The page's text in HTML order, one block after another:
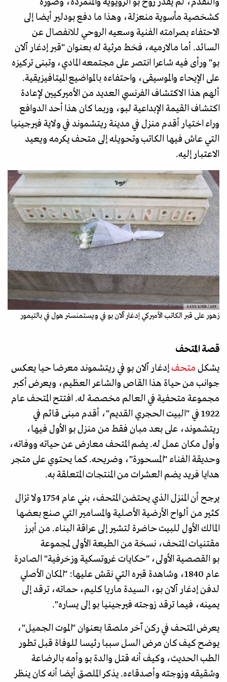
كشخصية مأسوية منعزلة، وهذا ما دفع بودلير أيضا إلى
الاحتفاء بصرامته الفنية وسعيه الروحي للانفصال عن
السائد. أما مالارميه، فخط مرثية له بعنوان "قبر إدغار آلان
بو" ورأى فيه شاعرا انتصر على مجتمعه المادي، وتبنى تركيزه
على الإيحاء والموسيقى، واحتفاءه بالمواضيع الميتافيزيقية.
ألهم هذا الاكتشاف الفرنسي العديد من الأميركيين لإعادة
اكتشاف القيمة الإبداعية لبو، وربما كان هذا أحد الدوافع
وراء اختيار أقدم منزل في مدينة ريتشموند في ولاية فيرجينيا
التي عاش فيها الكاتب وتحويله إلى متحف يكرمه ويعيد
الاعتبار إليه.
SAUL LOEB / AFP
زهور على قبر الكاتب الأميركي إدغار آلان بو في ويستمنستر هول في بالتيمور
قصة المتحف
يشكل متحفإدغار آلان بو في ريتشموند معرضا حيا يعكس
جوانب من حياة هذا القاص والشاعر العظيم، ويعرض أكبر
مجموعة متحفية في العالم مخصصة له. افتتح المتحف عام
1922 في "البيت الحجري القديم"، أقدم مبنى قائم في
ريتشموند، على بعد مبان فقط من منزل بو الأول فيها،
وأول مكان عمل له. يضم المتحف معارض عن حياته ووفاته،
وحديقة الفناء "المسحورة"، وضريحه. كما يحتوي على متجر
هدايا فريد يضم العشرات من المنتجات المتعلقة به.
يرجح أن المنزل الذي يحتضن المتحف، بني عام 1754 ولا تزال
كثير من ألواح الأرضية الأصلية والمسـامير التي صنع بعضها
المالك الأول للبيت حاضرة لتشير إلى عراقة البناء. من أبرز
مقتنيات المتحف، نسخة من الطبعة الأولى لمجموعة
بو القصصية الأولى، "حكايات غروتسكية وزخرفية" الصادرة
عام 1840، وشاهدة قبره التي نقش عليها: "المكان الأصلي
لدفن إدغار آلان بو، السيدة ماريا كليم، حماته، ترقد إلى
يمينه، فيما ترقد زوجته فيرجينيا بو إلى يساره".
يعرض المتحف في ركن آخر ملصقا بعنوان "الموت الجميل"،
يوضح كيف كان مرض السل سببا رئيسا للوفاة قبل تطور
الطب الحديث، وكيف أنه قتل والدة بو وأمه بالرضاعة
وشقيقه وزوجته وأصدقاءه. يذكر الملصق أيضا أنه كان ينظر